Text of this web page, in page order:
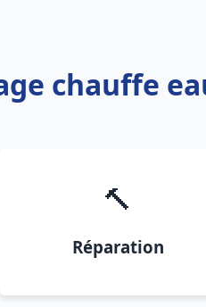
chauffe
🔨
Réparation